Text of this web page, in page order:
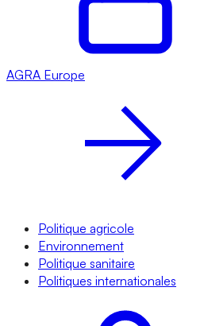
AGRA Europe
Politique agricole
Environnement
Politique sanitaire
Politiques internationales